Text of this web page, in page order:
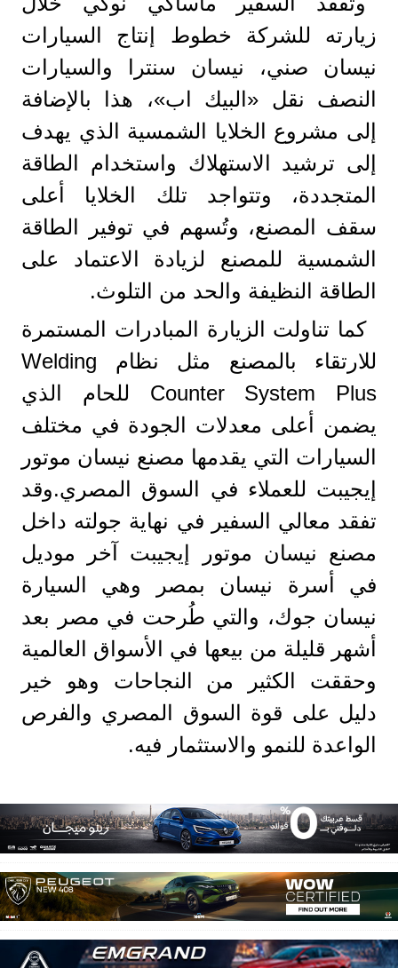
زيارته للشركة خطوط إنتاج السيارات
نيسان صني، نيسان سنترا والسيارات
النصف نقل «البيك اب»، هذا بالإضافة
إلى مشروع الخلايا الشمسية الذي يهدف
إلى ترشيد الاستهلاك واستخدام الطاقة
المتجددة، وتتواجد تلك الخلايا أعلى
سقف المصنع، وتُسهم في توفير الطاقة
الشمسية للمصنع لزيادة الاعتماد على
الطاقة النظيفة والحد من التلوث.
كما تناولت الزيارة المبادرات المستمرة
للارتقاء بالمصنع مثل نظام Welding
Counter System Plus للحام الذي
يضمن أعلى معدلات الجودة في مختلف
السيارات التي يقدمها مصنع نيسان موتور
إيجيبت للعملاء في السوق المصري.وقد
تفقد معالي السفير في نهاية جولته داخل
مصنع نيسان موتور إيجيبت آخر موديل
في أسرة نيسان بمصر وهي السيارة
نيسان جوك، والتي طُرحت في مصر بعد
أشهر قليلة من بيعها في الأسواق العالمية
وحققت الكثير من النجاحات وهو خير
دليل على قوة السوق المصري والفرص
الواعدة للنمو والاستثمار فيه.